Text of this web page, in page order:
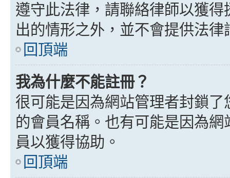
遵守此法律，請聯絡律師以獲
出的情形之外，並不會提供法
回頂端
我為什麼不能註冊？
很可能是因為網站管理者封鎖
的會員名稱。也有可能是因為
員以獲得協助。
回頂端